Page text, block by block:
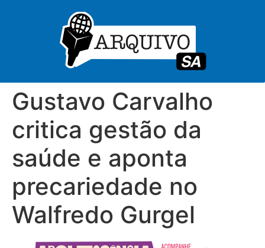
Gustavo Carvalho
critica gestão da
saúde e aponta
precariedade no
Walfredo Gurgel